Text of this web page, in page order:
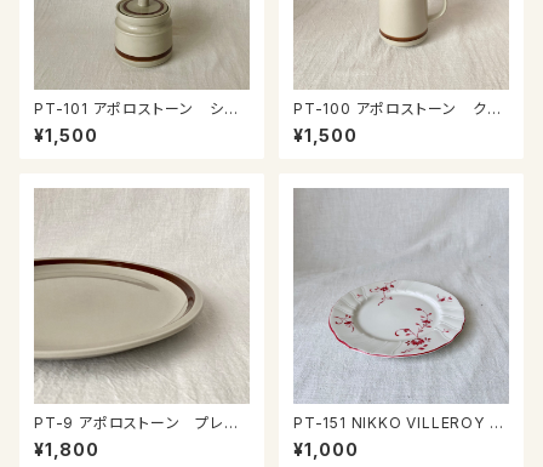
PT-101 アポロストーン シュ
ガーポット
¥1,500
PT-100 アポロストーン クリ
ーマー
¥1,500
PT-9 アポロストーン プレー
ト
¥1,800
PT-151 NIKKO VILLEROY &
BOCH Wネームプレート
¥1,000